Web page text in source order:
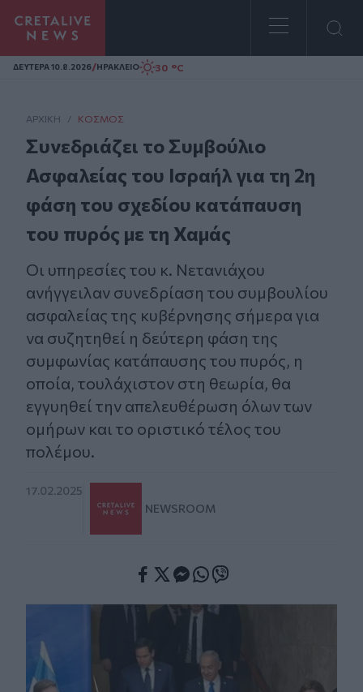
Homepage
ΔΕΥΤΕΡΑ 10.8.2026/ΗΡΑΚΛΕΙΟ 30 °C
ΑΡΧΙΚΗ / ΚΌΣΜΟΣ
Συνεδριάζει το Συμβούλιο
Ασφαλείας του Ισραήλ για τη 2η
φάση του σχεδίου κατάπαυση
του πυρός με τη Χαμάς
Οι υπηρεσίες του κ. Νετανιάχου
ανήγγειλαν συνεδρίαση του συμβουλίου
ασφαλείας της κυβέρνησης σήμερα για
να συζητηθεί η δεύτερη φάση της
συμφωνίας κατάπαυσης του πυρός, η
οποία, τουλάχιστον στη θεωρία, θα
εγγυηθεί την απελευθέρωση όλων των
ομήρων και το οριστικό τέλος του
πολέμου.
17.02.2025
NEWSROOM